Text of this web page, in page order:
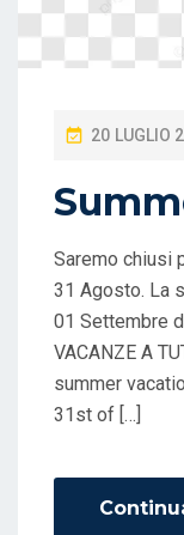
P
S
E
D
20 LUGLIO
Saremo chiusi
31 Agosto. La
01 Settembre
VACANZE A
summer
31st of […]